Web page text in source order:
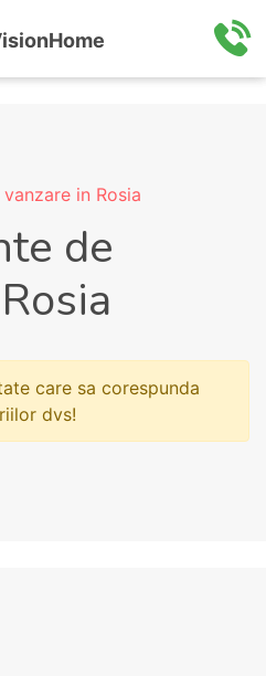
in Rosia
de
care sa corespunda
dvs!